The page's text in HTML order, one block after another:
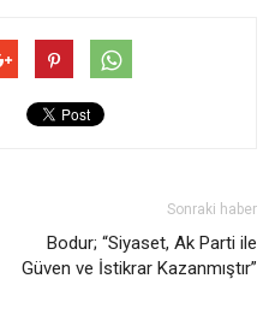
Sonraki haber
Bodur; “Siyaset, Ak Parti ile
Güven ve İstikrar Kazanmıştır”